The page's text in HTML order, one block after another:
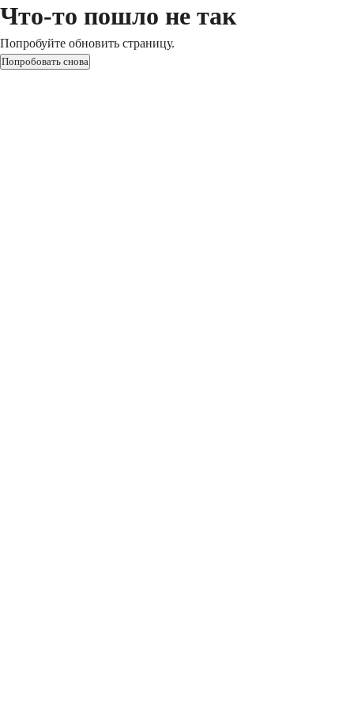
Что-то пошло не так
Попробуйте обновить страницу.
Попробовать снова